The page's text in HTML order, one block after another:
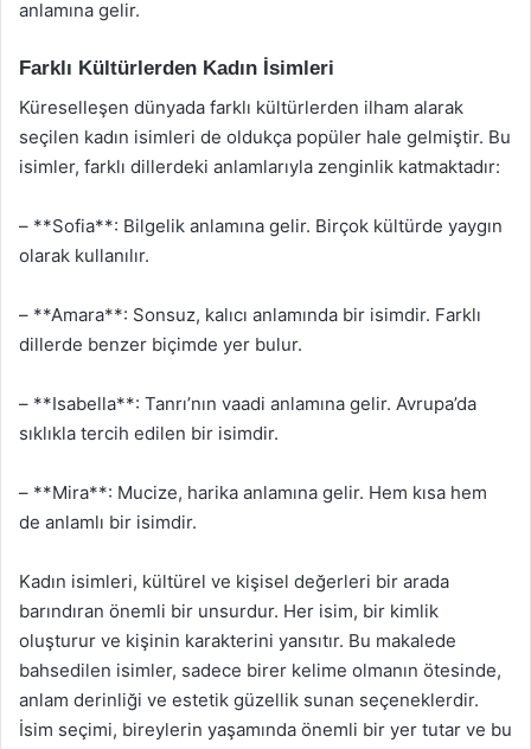
anlamına gelir.
Farklı Kültürlerden Kadın İsimleri
Küreselleşen dünyada farklı kültürlerden ilham alarak
seçilen kadın isimleri de oldukça popüler hale gelmiştir. Bu
isimler, farklı dillerdeki anlamlarıyla zenginlik katmaktadır:
– **Sofia**: Bilgelik anlamına gelir. Birçok kültürde yaygın
olarak kullanılır.
– **Amara**: Sonsuz, kalıcı anlamında bir isimdir. Farklı
dillerde benzer biçimde yer bulur.
– **Isabella**: Tanrı’nın vaadi anlamına gelir. Avrupa’da
sıklıkla tercih edilen bir isimdir.
– **Mira**: Mucize, harika anlamına gelir. Hem kısa hem
de anlamlı bir isimdir.
Kadın isimleri, kültürel ve kişisel değerleri bir arada
barındıran önemli bir unsurdur. Her isim, bir kimlik
oluşturur ve kişinin karakterini yansıtır. Bu makalede
bahsedilen isimler, sadece birer kelime olmanın ötesinde,
anlam derinliği ve estetik güzellik sunan seçeneklerdir.
İsim seçimi, bireylerin yaşamında önemli bir yer tutar ve bu